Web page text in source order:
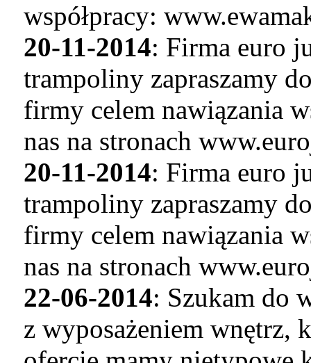
współpracy:
20-11-2014: Firma euro
trampoliny zapraszamy
firmy celem nawiązania
nas na stronach
20-11-2014: Firma euro
trampoliny zapraszamy
firmy celem nawiązania
nas na stronach
22-06-2014: Szukam do
z wyposażeniem